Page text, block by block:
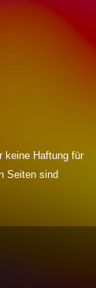
keine Haftung für
Seiten sind